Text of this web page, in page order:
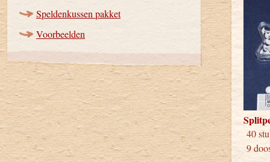
Speldenkussen pakket
Voorbeelden
9